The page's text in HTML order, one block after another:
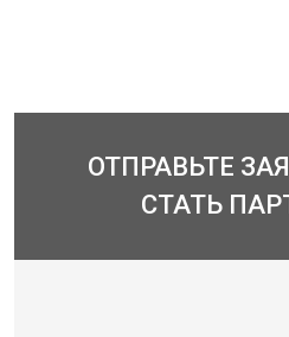
ОТПРАВЬТЕ
СТАТЬ